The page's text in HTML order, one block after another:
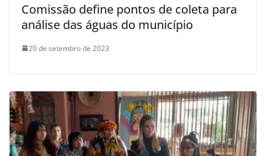
Comissão define pontos de coleta para
análise das águas do município
20 de setembro de 2023